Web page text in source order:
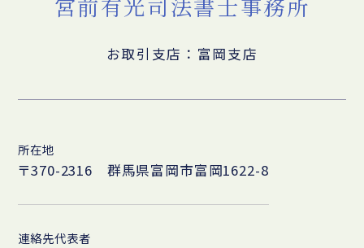
宮前有光司法書士事務所
お取引支店：富岡支店
所在地
〒370-2316 群馬県富岡市富岡1622-8
連絡先代表者